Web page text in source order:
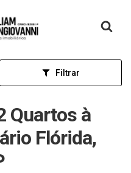
Filtrar
Quartos à
Flórida,